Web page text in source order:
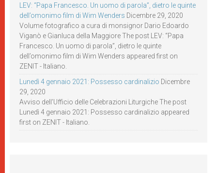
LEV: “Papa Francesco. Un uomo di parola”, dietro le quinte
dell’omonimo film di Wim Wenders Dicembre 29, 2020
Volume fotografico a cura di monsignor Dario Edoardo
Viganò e Gianluca della Maggiore The post LEV: “Papa
Francesco. Un uomo di parola”, dietro le quinte
dell’omonimo film di Wim Wenders appeared first on
ZENIT - Italiano.
Lunedì 4 gennaio 2021: Possesso cardinalizio Dicembre
29, 2020
Avviso dell’Ufficio delle Celebrazioni Liturgiche The post
Lunedì 4 gennaio 2021: Possesso cardinalizio appeared
first on ZENIT - Italiano.